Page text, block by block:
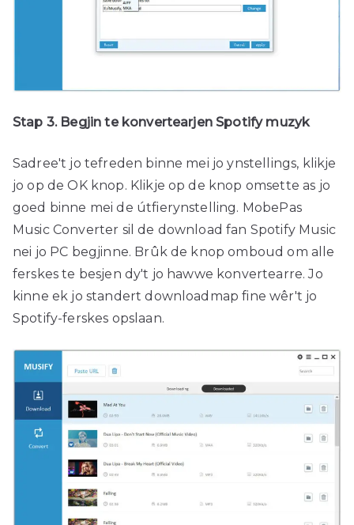
Stap 3. Begjin te konvertearjen Spotify muzyk
Sadree't jo tefreden binne mei jo ynstellings, klikje
jo op de OK knop. Klikje op de knop omsette as jo
goed binne mei de útfierynstelling. MobePas
Music Converter sil de download fan Spotify Music
nei jo PC begjinne. Brûk de knop omboud om alle
ferskes te besjen dy't jo hawwe konvertearre. Jo
kinne ek jo standert downloadmap fine wêr't jo
Spotify-ferskes opslaan.